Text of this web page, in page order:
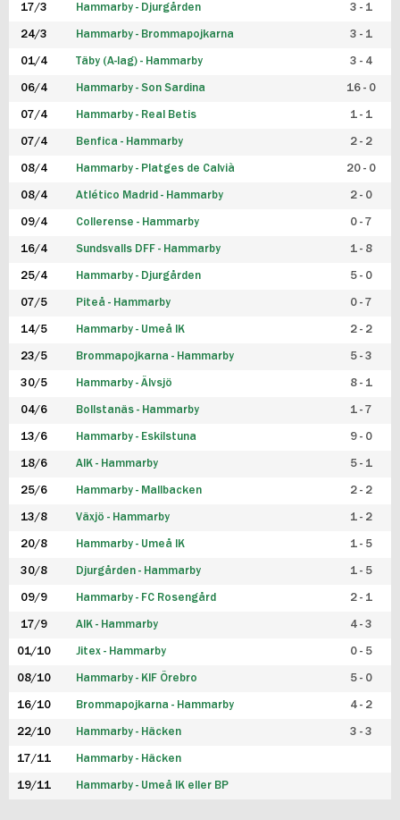
FUTSAL HERR
FUTSAL DAM
17/3 Hammarby - Djurgården 3 - 1
24/3 Hammarby - Brommapojkarna 3 - 1
01/4 Täby (A-lag) - Hammarby 3 - 4
06/4 Hammarby - Son Sardina 16 - 0
07/4 Hammarby - Real Betis 1 - 1
07/4 Benfica - Hammarby 2 - 2
08/4 Hammarby - Platges de Calvià 20 - 0
08/4 Atlético Madrid - Hammarby 2 - 0
09/4 Collerense - Hammarby 0 - 7
16/4 Sundsvalls DFF - Hammarby 1 - 8
25/4 Hammarby - Djurgården 5 - 0
07/5 Piteå - Hammarby 0 - 7
14/5 Hammarby - Umeå IK 2 - 2
23/5 Brommapojkarna - Hammarby 5 - 3
30/5 Hammarby - Älvsjö 8 - 1
04/6 Bollstanäs - Hammarby 1 - 7
13/6 Hammarby - Eskilstuna 9 - 0
18/6 AIK - Hammarby 5 - 1
25/6 Hammarby - Mallbacken 2 - 2
13/8 Växjö - Hammarby 1 - 2
20/8 Hammarby - Umeå IK 1 - 5
30/8 Djurgården - Hammarby 1 - 5
09/9 Hammarby - FC Rosengård 2 - 1
17/9 AIK - Hammarby 4 - 3
01/10 Jitex - Hammarby 0 - 5
08/10 Hammarby - KIF Örebro 5 - 0
16/10 Brommapojkarna - Hammarby 4 - 2
22/10 Hammarby - Häcken 3 - 3
17/11 Hammarby - Häcken
19/11 Hammarby - Umeå IK eller BP